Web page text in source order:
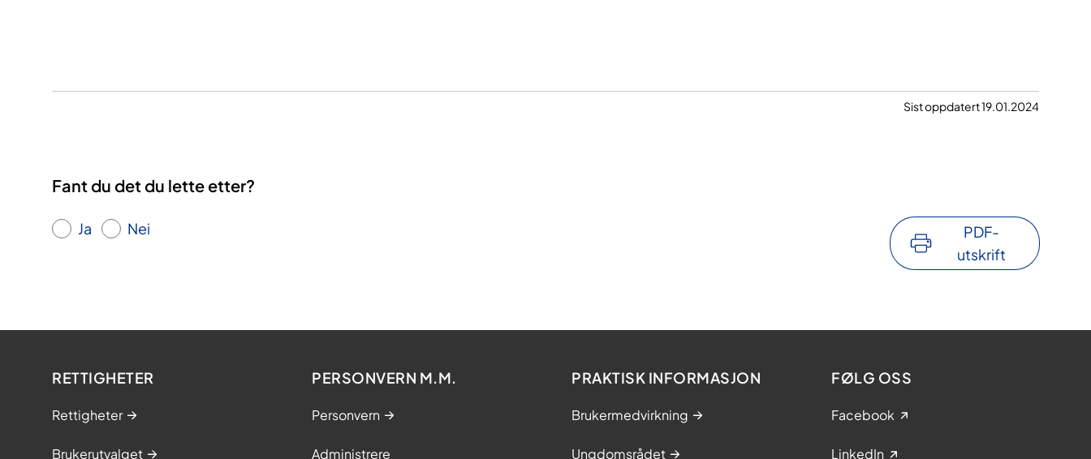
Sist oppdatert 19.01.2024
Fant du det du lette etter?
Ja Nei
PDF-
utskrift
RETTIGHETER
Rettigheter
Brukerutvalget
PERSONVERN M.M.
Personvern
Administrere
PRAKTISK INFORMASJON
Brukermedvirkning
Ungdomsrådet
FØLG OSS
Facebook
LinkedIn